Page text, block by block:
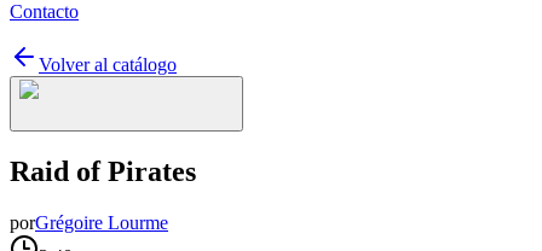
Contacto
Volver al catálogo
Raid of Pirates
porGrégoire Lourme